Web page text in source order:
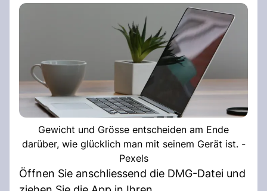
Gewicht und Grösse entscheiden am Ende
darüber, wie glücklich man mit seinem Gerät ist. -
Pexels
Öffnen Sie anschliessend die DMG-Datei und